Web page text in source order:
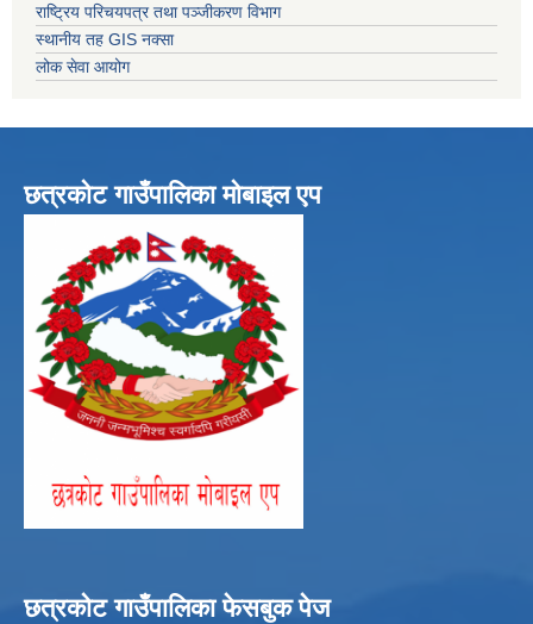
राष्ट्रिय परिचयपत्र तथा पञ्जीकरण विभाग
स्थानीय तह GIS नक्सा
लोक सेवा आयोग
छत्रकोट गाउँपालिका मोबाइल एप
छत्रकोट गाउँपालिका फेसबुक पेज